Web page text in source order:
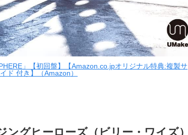
」【初回盤】【Amazon.co.jpオリジナル特典:複製サ
ド 付き】（Amazon）
ングヒーローズ（ビリー・ワイズ）